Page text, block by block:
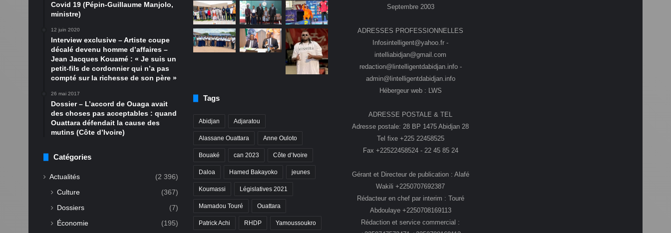
Covid 19 (Pépin-Guillaume Manjolo,
ministre)
12 juin 2020
Interview exclusive – Artiste coupe
décalé devenu homme d’affaires –
Jean Jacques Kouamé : « Je suis un
petit-fils de cordonnier qui n’a pas
compté sur la richesse de son père »
26 mai 2017
Dossier – L’accord de Ouaga avait
des choses pas acceptables : quand
Ouattara défendait la cause des
mutins (Côte d’Ivoire)
Catégories
Actualités (2 396)
Culture
(367)
Dossiers
(7)
Économie
(195)
Tags
Abidjan Adjaratou
Alassane Ouattara Anne Ouloto
Bouaké can 2023 Côte d’Ivoire
Daloa Hamed Bakayoko jeunes
Koumassi Législatives 2021
Mamadou Touré Ouattara
Patrick Achi RHDP Yamoussoukro
Septembre 2003
ADRESSES PROFESSIONNELLES
Infosintelligent@yahoo.fr -
intelliabidjan@gmail.com
redaction@lintelligentdabidjan.info -
admin@lintelligentdabidjan.info
Hébergeur web : LWS
ADRESSE POSTALE & TEL
Adresse postale: 28 BP 1475 Abidjan 28
Tel fixe +225 22458525
Fax +22522458524 - 22 45 85 24
Gérant et Directeur de publication : Alafé
Wakili +2250707692387
Rédacteur en chef par interim : Touré
Abdoulaye +2250708169113
Rédaction et service commercial :